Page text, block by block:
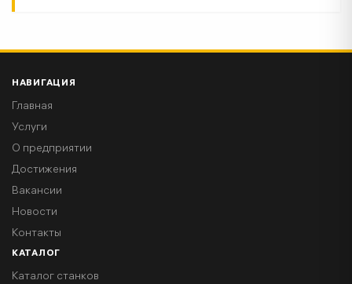
НАВИГАЦИЯ
Главная
Услуги
О предприятии
Достижения
Вакансии
Новости
Контакты
КАТАЛОГ
Каталог станков